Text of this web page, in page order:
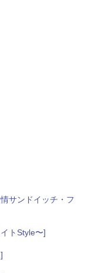
サンドイッチ・フ
トStyle〜]